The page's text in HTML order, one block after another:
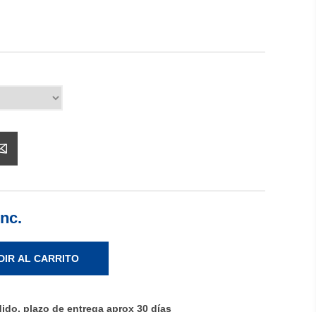
AL CARRITO
plazo de entrega aprox 30 días